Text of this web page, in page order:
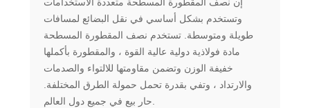
وتستخدم بشكل أساسي في نقل البضائع لمسافات
طويلة ومتوسطة. تستخدم نصف المقطورة المسطحة
مادة فولاذية دولية عالية القوة ، والمقطورة بأكملها
خفيفة الوزن وتضمن مقاومتها للالتواء والصدمات
والارتداد ، وتفي بقدرة تحمل حمولة الطرق المختلفة.